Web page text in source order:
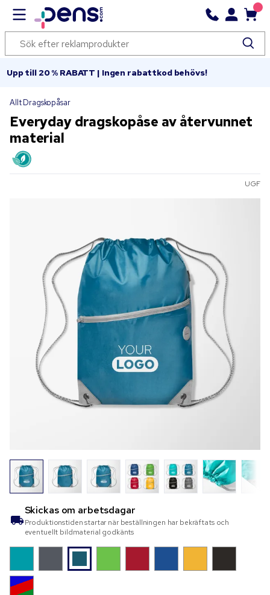
Upp till 20 % RABATT | Ingen rabattkod behövs!
Allt Dragskopåsar
Everyday dragskopåse av återvunnet
material
UGF
Skickas om arbetsdagar
Produktionstiden startar när beställningen har bekräftats och
eventuellt bildmaterial godkänts